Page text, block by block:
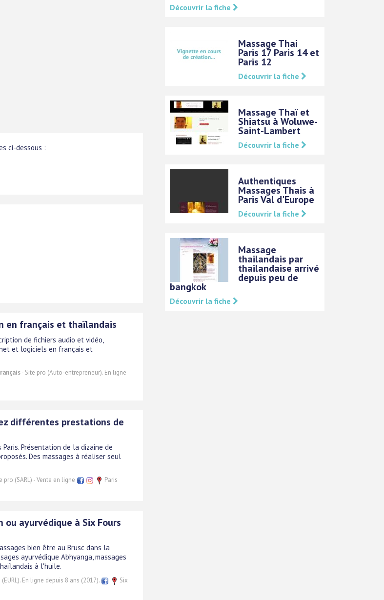
ci-dessous :
en français et thaïlandais
de fichiers audio et vidéo,
et logiciels en français et
- Site pro (Auto-entrepreneur). En ligne
différentes prestations de
Présentation de la dizaine de
Des massages à réaliser seul
pro (SARL) - Vente en ligne
Paris
ou ayurvédique à Six Fours
bien être au Brusc dans la
ayurvédique Abhyanga, massages
à l'huile.
En ligne depuis 8 ans (2017).
Six
Découvrir la fiche
Massage Thai
Paris 17 Paris 14 et
Paris 12
Découvrir la fiche
Massage Thaï et
Shiatsu à Woluwe-
Saint-Lambert
Découvrir la fiche
Authentiques
Massages Thais à
Paris Val d'Europe
Découvrir la fiche
Massage
thailandais par
thailandaise arrivé
depuis peu de
bangkok
Découvrir la fiche